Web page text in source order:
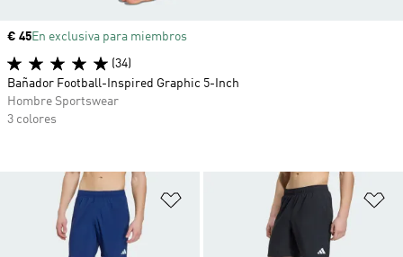
Añadir a la lista de deseos
Precio
€ 45En exclusiva para miembros
(34)
Bañador Football-Inspired Graphic 5-Inch
Hombre Sportswear
3 colores